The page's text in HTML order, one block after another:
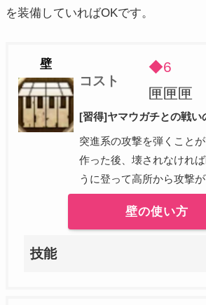
を装備していればOKです。
壁
コスト
◆6
匣匣匣
[習得]ヤマウガチとの戦い
突進系の攻撃を弾くことが
作った後、壊されなけれ
うに登って高所から攻撃が
壁の使い方
技能